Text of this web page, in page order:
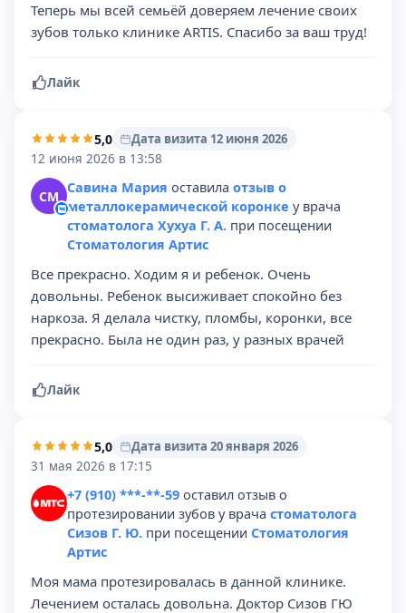
Теперь мы всей семьёй доверяем лечение своих
зубов только клинике ARTIS. Спасибо за ваш труд!
Лайк
5,0
Дата визита 12 июня 2026
12 июня 2026 в 13:58
СМ Савина Мария оставила отзыв о
металлокерамической коронке у врача
стоматолога Хухуа Г. А. при посещении
Стоматология Артис
Все прекрасно. Ходим я и ребенок. Очень
довольны. Ребенок высиживает спокойно без
наркоза. Я делала чистку, пломбы, коронки, все
прекрасно. Была не один раз, у разных врачей
Лайк
5,0
Дата визита 20 января 2026
31 мая 2026 в 17:15
+7 (910) ***-**-59 оставил отзыв о
протезировании зубов у врача стоматолога
Сизов Г. Ю. при посещении Стоматология
Артис
Моя мама протезировалась в данной клинике.
Лечением осталась довольна. Доктор Сизов ГЮ